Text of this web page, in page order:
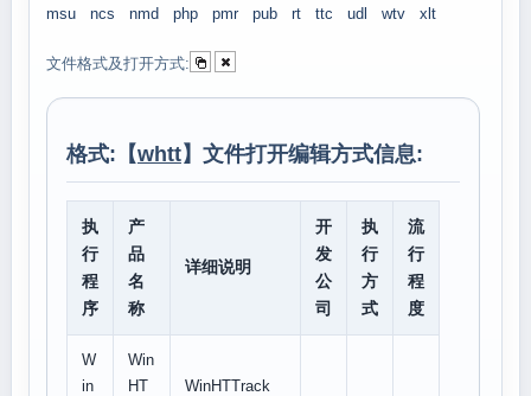
msu
ncs nmd php pmr pub rt ttc udl wtv xlt
文件格式及打开方式:
格式:【whtt】文件打开编辑方式信息:
执
行
程
序
产
品
名
称
详细说明
开
发
公
司
执
行
方
式
流
行
程
度
W
in
Win
HT
WinHTTrack